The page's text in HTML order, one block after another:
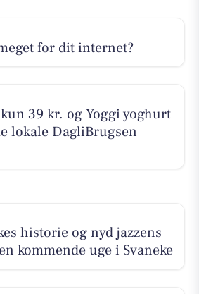
for dit internet?
39 kr. og Yoggi yoghurt
lokale DagliBrugsen
historie og nyd jazzens
kommende uge i Svaneke